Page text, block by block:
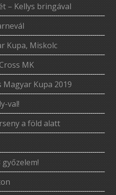
– Kellys bringával
Kupa, Miskolc
MK
Magyar Kupa 2019
val!
a föld alatt
győzelem!